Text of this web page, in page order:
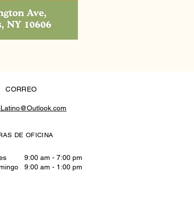
CORREO
DE OFICINA
9:00 am - 7:00 pm
9:00 am - 1:00 pm